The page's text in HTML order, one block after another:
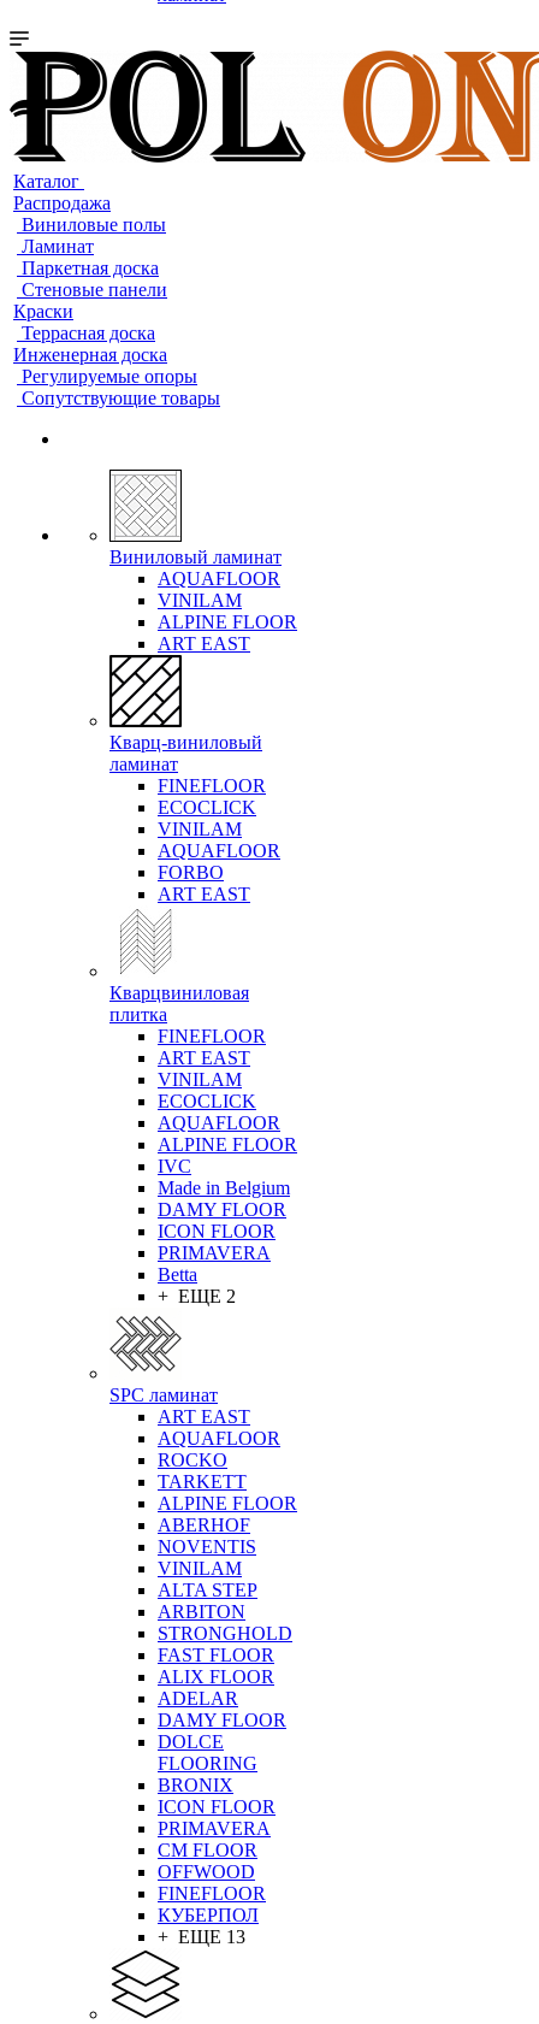
Каталог
Распродажа
Виниловые полы
Ламинат
Паркетная доска
Стеновые панели
Краски
Террасная доска
Инженерная доска
Регулируемые опоры
Сопутствующие товары
Виниловый ламинат
AQUAFLOOR
VINILAM
ALPINE FLOOR
ART EAST
Кварц-виниловый
ламинат
FINEFLOOR
ECOCLICK
VINILAM
AQUAFLOOR
FORBO
ART EAST
Кварцвиниловая
плитка
FINEFLOOR
ART EAST
VINILAM
ECOCLICK
AQUAFLOOR
ALPINE FLOOR
IVC
Made in Belgium
DAMY FLOOR
ICON FLOOR
PRIMAVERA
Betta
+ ЕЩЕ 2
SPC ламинат
ART EAST
AQUAFLOOR
ROCKO
TARKETT
ALPINE FLOOR
ABERHOF
NOVENTIS
VINILAM
ALTA STEP
ARBITON
STRONGHOLD
FAST FLOOR
ALIX FLOOR
ADELAR
DAMY FLOOR
DOLCE
FLOORING
BRONIX
ICON FLOOR
PRIMAVERA
CM FLOOR
OFFWOOD
FINEFLOOR
КУБЕРПОЛ
+ ЕЩЕ 13